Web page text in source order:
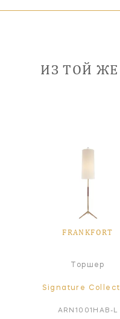
ИЗ ТОЙ
FRANKFORT
Торшер
Signature
ARN1001HAB-L